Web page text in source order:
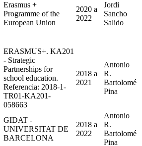
Erasmus +
Programme of the
European Union
2020 a
2022
Jordi
Sancho
Salido
ERASMUS+. KA201
- Strategic
Partnerships for
school education.
Referencia: 2018-1-
TR01-KA201-
058663
2018 a
2021
Antonio
R.
Bartolomé
Pina
GIDAT -
UNIVERSITAT DE
BARCELONA
2018 a
2022
Antonio
R.
Bartolomé
Pina